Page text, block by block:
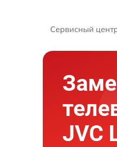
Сервисный
JVC